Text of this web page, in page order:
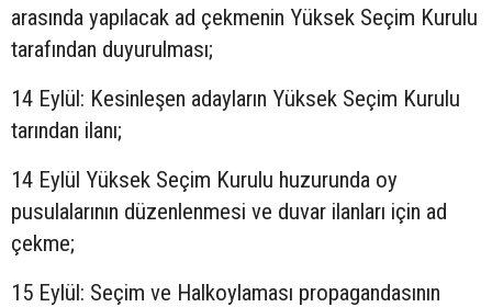
arasında yapılacak ad çekmenin Yüksek Seçim Kurulu
tarafından duyurulması;
14 Eylül: Kesinleşen adayların Yüksek Seçim Kurulu
tarından ilanı;
14 Eylül Yüksek Seçim Kurulu huzurunda oy
pusulalarının düzenlenmesi ve duvar ilanları için ad
çekme;
15 Eylül: Seçim ve Halkoylaması propagandasının